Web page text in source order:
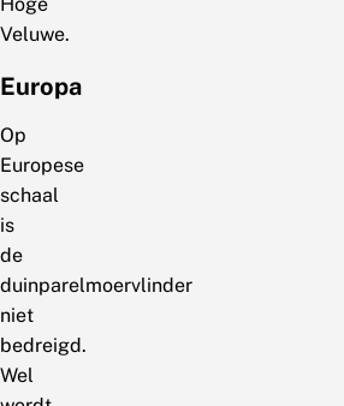
Veluwe.
Europa
Op
Europese
schaal
is
de
duinparelmoervlinder
niet
bedreigd.
Wel